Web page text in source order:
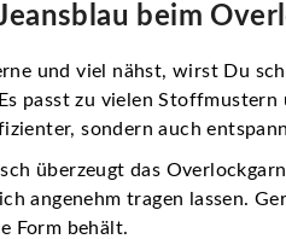
beim
und viel nähst, wirst Du
passt zu vielen Stoffmustern
sondern auch
überzeugt das
angenehm tragen lassen.
Form behält.